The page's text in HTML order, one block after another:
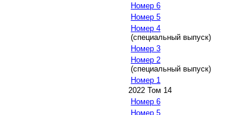
Номер 6
Номер 5
Номер 4
(специальный выпуск)
Номер 3
Номер 2
(специальный выпуск)
Номер 1
2022 Том 14
Номер 6
Номер 5